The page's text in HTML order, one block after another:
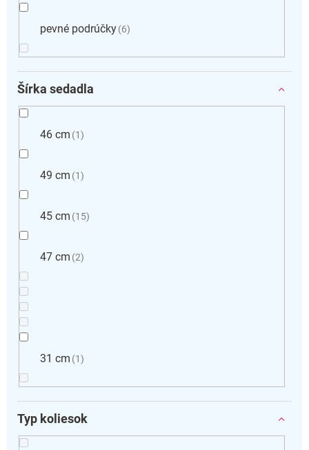
pevné podrúčky 6
Šírka sedadla
46 cm 1
49 cm 1
45 cm 15
47 cm 2
31 cm 1
Typ koliesok